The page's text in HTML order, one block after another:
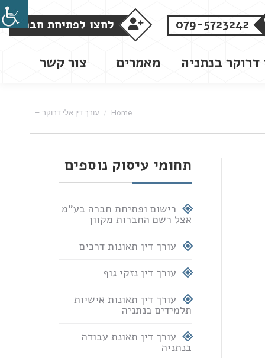
דרוקר בנתניה מאמרים צור קשר
079-5723242 לחצו לפתיחת חברה
You are here:
Home עורך דין אלי דרוקר –…
תחומי עיסוק נוספים
רישום ופתיחת חברה בע"מ
אצל רשם החברות מקוון
עורך דין תאונות דרכים
עורך דין נזקי גוף
עורך דין תאונות אישיות
תלמידים בנתניה
עורך דין תאונת עבודה
בנתניה